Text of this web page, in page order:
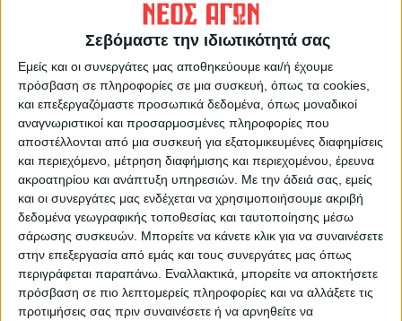
Σεβόμαστε την ιδιωτικότητά σας
Εμείς και οι συνεργάτες μας αποθηκεύουμε και/ή έχουμε
πρόσβαση σε πληροφορίες σε μια συσκευή, όπως τα cookies,
και επεξεργαζόμαστε προσωπικά δεδομένα, όπως μοναδικοί
αναγνωριστικοί και προσαρμοσμένες πληροφορίες που
αποστέλλονται από μια συσκευή για εξατομικευμένες διαφημίσεις
και περιεχόμενο, μέτρηση διαφήμισης και περιεχομένου, έρευνα
ακροατηρίου και ανάπτυξη υπηρεσιών. Με την άδειά σας, εμείς
και οι συνεργάτες μας ενδέχεται να χρησιμοποιήσουμε ακριβή
δεδομένα γεωγραφικής τοποθεσίας και ταυτοποίησης μέσω
σάρωσης συσκευών. Μπορείτε να κάνετε κλικ για να συναινέσετε
στην επεξεργασία από εμάς και τους συνεργάτες μας όπως
περιγράφεται παραπάνω. Εναλλακτικά, μπορείτε να αποκτήσετε
πρόσβαση σε πιο λεπτομερείς πληροφορίες και να αλλάξετε τις
προτιμήσεις σας πριν συναινέσετε ή να αρνηθείτε να
Σύμφωνα με τον Όρμπαν, ο ίδιος και ο
Σουηδός πρωθυπουργός Ουλφ Κρίστερσον
έχουν κάνει βήματα για «την ανοικοδόμηση
της εμπιστοσύνης» μεταξύ των δύο χωρών
χωρίς όμως να διευκρινίσει ποια είναι αυτά.
Η Σουηδία ζήτησε να γίνει μέλος του ΝΑΤΟ
τον Μάιο του 2022, μετά τη ρωσική εισβολή
στην Ουκρανία. Η Ουγγαρία είναι το
μοναδικό μέλος του ΝΑΤΟ που δεν έχει
ακόμη επικυρώσει το αίτημα και η
καθυστέρηση προκάλεσε τριβές στις
σχέσεις της Βουδαπέστης με τις ΗΠΑ αλλά